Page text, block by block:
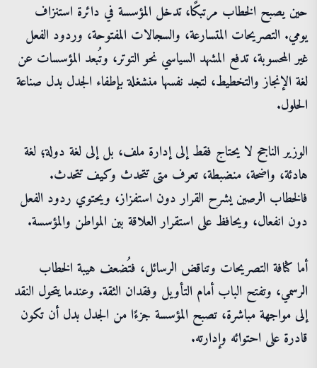
حين يصبح الخطاب مرتبكًا، تدخل المؤسسة في دائرة استنزاف
يومي. التصريحات المتسارعة، والسجالات المفتوحة، وردود الفعل
غير المحسوبة، تدفع المشهد السياسي نحو التوتر، وتُبعد المؤسسات عن
لغة الإنجاز والتخطيط، لتجد نفسها منشغلة بإطفاء الجدل بدل صناعة
الحلول.
الوزير الناجح لا يحتاج فقط إلى إدارة ملف، بل إلى لغة دولة؛ لغة
هادئة، واضحة، منضبطة، تعرف متى تتحدث وكيف تتحدث.
فالخطاب الرصين يشرح القرار دون استفزاز، ويحتوي ردود الفعل
دون انفعال، ويحافظ على استقرار العلاقة بين المواطن والمؤسسة.
أما كثافة التصريحات وتناقض الرسائل، فتُضعف هيبة الخطاب
الرسمي، وتفتح الباب أمام التأويل وفقدان الثقة. وعندما يتحول النقد
إلى مواجهة مباشرة، تصبح المؤسسة جزءًا من الجدل بدل أن تكون
قادرة على احتوائه وإدارته.